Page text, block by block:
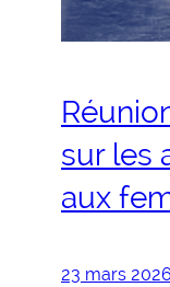
sur les
aux
23 mars 2026